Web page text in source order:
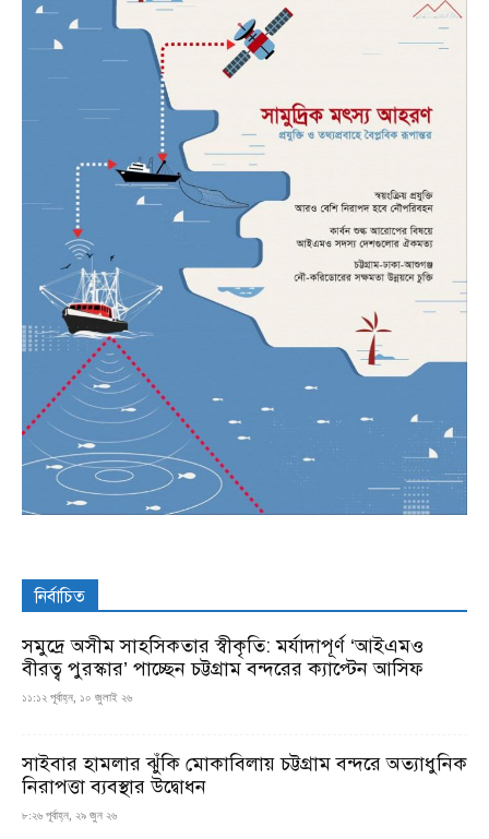
নির্বাচিত
সমুদ্রে অসীম সাহসিকতার স্বীকৃতি: মর্যাদাপূর্ণ ‘আইএমও
বীরত্ব পুরস্কার’ পাচ্ছেন চট্টগ্রাম বন্দরের ক্যাপ্টেন আসিফ
১১:১২ পূর্বাহ্ন, ১০ জুলাই ২৬
সাইবার হামলার ঝুঁকি মোকাবিলায় চট্টগ্রাম বন্দরে অত্যাধুনিক
নিরাপত্তা ব্যবস্থার উদ্বোধন
৮:২৬ পূর্বাহ্ন, ২৯ জুন ২৬